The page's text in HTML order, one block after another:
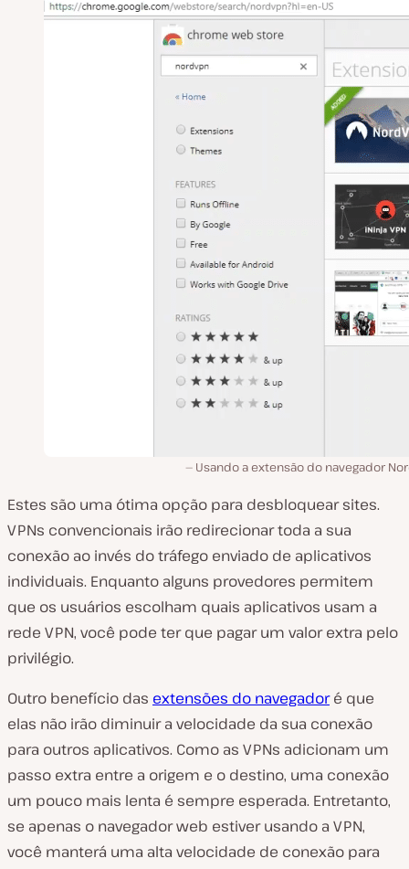
Usando a extensão do navegador
Estes são uma ótima opção para desbloquear sites.
VPNs convencionais irão redirecionar toda a sua
conexão ao invés do tráfego enviado de aplicativos
individuais. Enquanto alguns provedores permitem
que os usuários escolham quais aplicativos usam a
rede VPN, você pode ter que pagar um valor extra pelo
privilégio.
Outro benefício das extensões do navegadoré que
elas não irão diminuir a velocidade da sua conexão
para outros aplicativos. Como as VPNs adicionam um
passo extra entre a origem e o destino, uma conexão
um pouco mais lenta é sempre esperada. Entretanto,
se apenas o navegador web estiver usando a VPN,
você manterá uma alta velocidade de conexão para